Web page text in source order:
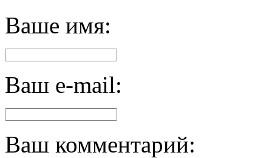
Ваше имя:
Ваш e-mail:
Ваш комментарий: